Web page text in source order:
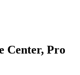
Center, Pro